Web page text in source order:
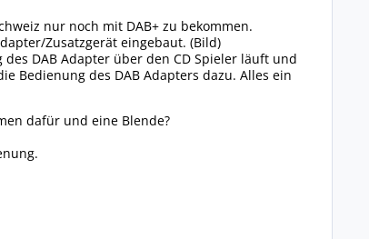
nur noch mit DAB+ zu bekommen.
Zusatzgerät eingebaut. (Bild)
DAB Adapter über den CD Spieler läuft und
Bedienung des DAB Adapters dazu. Alles ein
dafür und eine Blende?